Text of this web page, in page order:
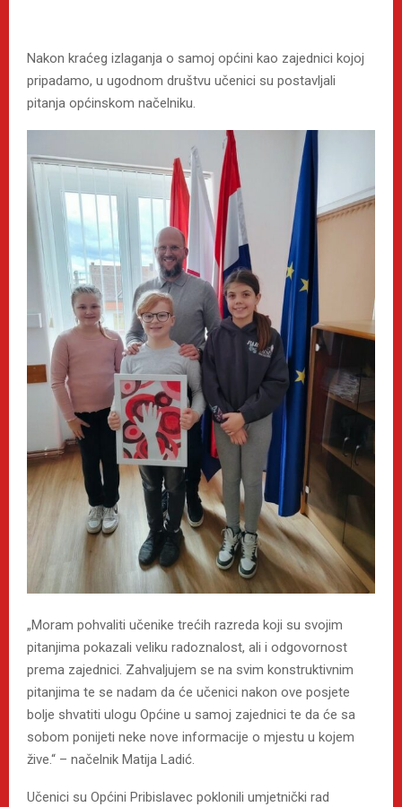
Nakon kraćeg izlaganja o samoj općini kao zajednici kojoj
pripadamo, u ugodnom društvu učenici su postavljali
pitanja općinskom načelniku.
„Moram pohvaliti učenike trećih razreda koji su svojim
pitanjima pokazali veliku radoznalost, ali i odgovornost
prema zajednici. Zahvaljujem se na svim konstruktivnim
pitanjima te se nadam da će učenici nakon ove posjete
bolje shvatiti ulogu Općine u samoj zajednici te da će sa
sobom ponijeti neke nove informacije o mjestu u kojem
žive.“ – načelnik Matija Ladić.
Učenici su Općini Pribislavec poklonili umjetnički rad